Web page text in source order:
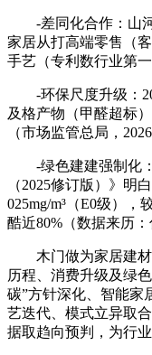
-差同化合作：山河
家居从打高端零售（
手艺（专利数行业第一
-环保尺度升级：
及格产物（甲醛超标
（市场监管总局，2026
-绿色建建强制化：
（2025修订版）》明
025mg/m³（E0级），
酷近80%（数据来历：
木门做为家居建材
历程、消费升级及绿
碳”方针深化、智能家
艺迭代、模式立异取
据取趋向预判，为行